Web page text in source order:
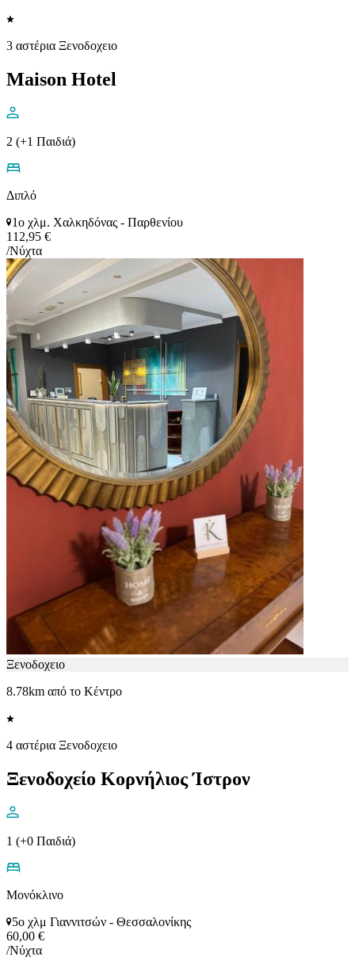
3 αστέρια Ξενοδοχειο
Maison Hotel
2 (+1 Παιδιά)
Διπλό
1ο χλμ. Χαλκηδόνας - Παρθενίου
112,95 €
/Νύχτα
Ξενοδοχειο
8.78km από το Κέντρο
4 αστέρια Ξενοδοχειο
Ξενοδοχείο Κορνήλιος Ίστρον
1 (+0 Παιδιά)
Μονόκλινο
5ο χλμ Γιαννιτσών - Θεσσαλονίκης
60,00 €
/Νύχτα